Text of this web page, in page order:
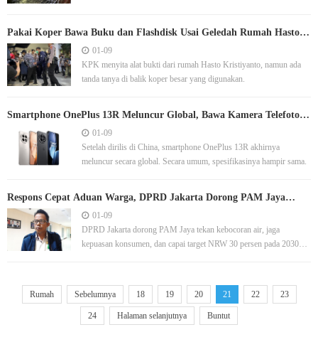
Pakai Koper Bawa Buku dan Flashdisk Usai Geledah Rumah Hasto,
KPK: Itu Tempat Penyimpanan yang Aman
01-09
KPK menyita alat bukti dari rumah Hasto Kristiyanto, namun ada
tanda tanya di balik koper besar yang digunakan.
Smartphone OnePlus 13R Meluncur Global, Bawa Kamera Telefoto
50 MP Baru
01-09
Setelah dirilis di China, smartphone OnePlus 13R akhirnya
meluncur secara global. Secara umum, spesifikasinya hampir sama.
Respons Cepat Aduan Warga, DPRD Jakarta Dorong PAM Jaya
Tekan Kebocoran Air01-09
DPRD Jakarta dorong PAM Jaya tekan kebocoran air, jaga
kepuasan konsumen, dan capai target NRW 30 persen pada 2030
Rumah Sebelumnya 18 19 20 21 22 23
24 Halaman selanjutnya Buntut